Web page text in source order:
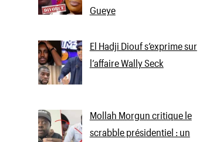
Gueye
El Hadji Diouf s’exprime sur
l’affaire Wally Seck
Mollah Morgun critique le
scrabble présidentiel : un